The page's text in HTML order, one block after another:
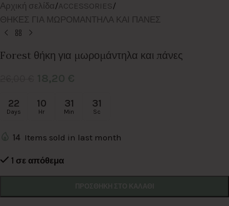
Αρχική σελίδα/ACCESSORIES/
ΘΗΚΕΣ ΓΙΑ ΜΩΡΟΜΑΝΤΗΛΑ ΚΑΙ ΠΑΝΕΣ
Forest θήκη για μωρομάντηλα και πάνες
22
Days
10
Hr
31
Min
31
Sc
14 Items sold in last month
1 σε απόθεμα